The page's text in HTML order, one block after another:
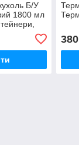
Б/У
1800 мл
380